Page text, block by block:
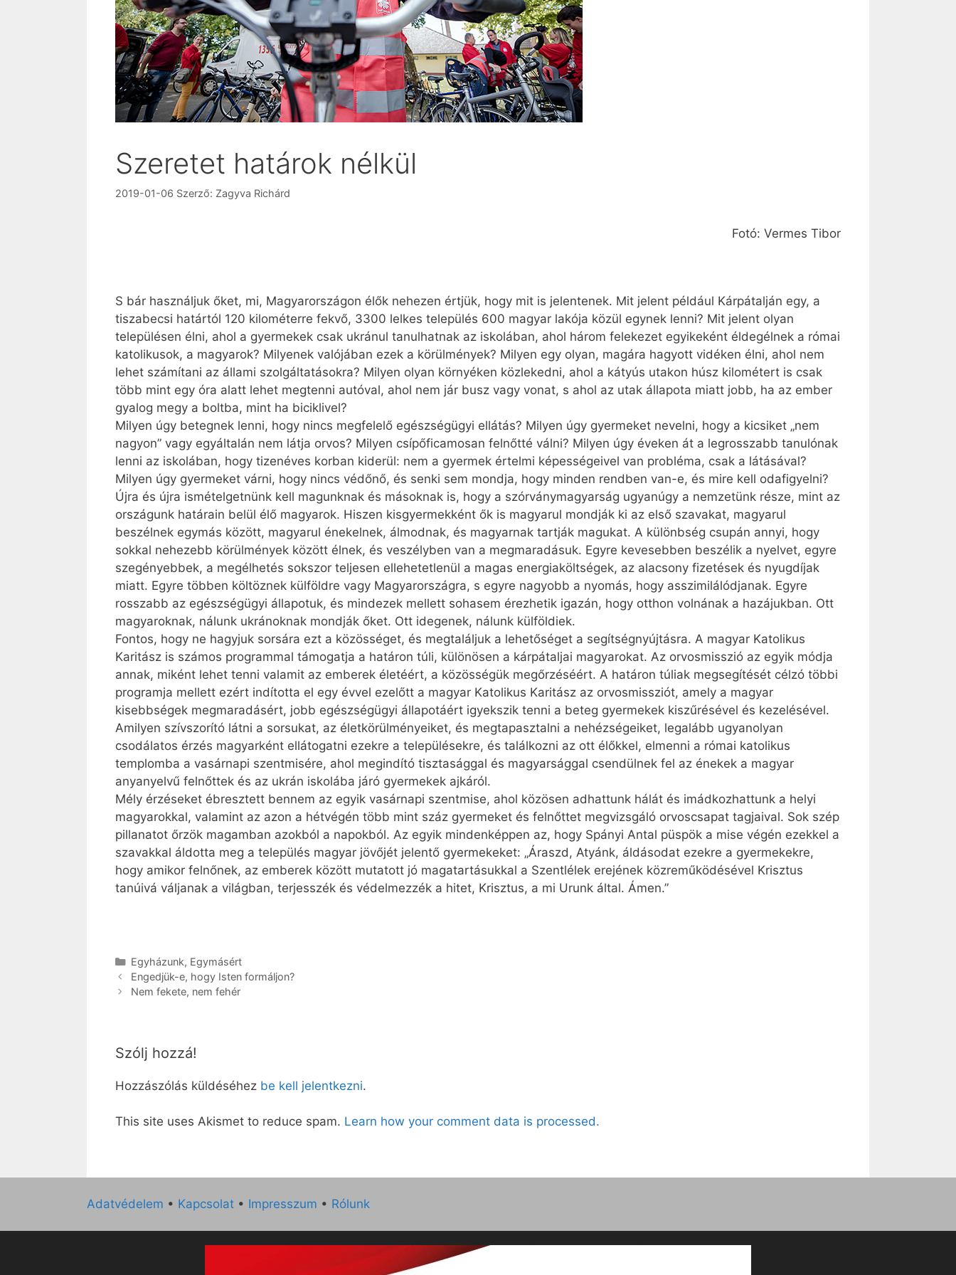
Szeretet határok nélkül
2019-01-06 Szerző: Zagyva Richárd
Fotó: Vermes Tibor
S bár használjuk őket, mi, Magyarországon élők nehezen értjük, hogy mit is jelentenek. Mit jelent például Kárpátalján egy, a
tiszabecsi határtól 120 kilométerre fekvő, 3300 lelkes település 600 magyar lakója közül egynek lenni? Mit jelent olyan
településen élni, ahol a gyermekek csak ukránul tanulhatnak az iskolában, ahol három felekezet egyikeként éldegélnek a római
katolikusok, a magyarok? Milyenek valójában ezek a körülmények? Milyen egy olyan, magára hagyott vidéken élni, ahol nem
lehet számítani az állami szolgáltatásokra? Milyen olyan környéken közlekedni, ahol a kátyús utakon húsz kilométert is csak
több mint egy óra alatt lehet megtenni autóval, ahol nem jár busz vagy vonat, s ahol az utak állapota miatt jobb, ha az ember
gyalog megy a boltba, mint ha biciklivel?
Milyen úgy betegnek lenni, hogy nincs megfelelő egészségügyi ellátás? Milyen úgy gyermeket nevelni, hogy a kicsiket „nem
nagyon” vagy egyáltalán nem látja orvos? Milyen csípőficamosan felnőtté válni? Milyen úgy éveken át a legrosszabb tanulónak
lenni az iskolában, hogy tizenéves korban kiderül: nem a gyermek értelmi képességeivel van probléma, csak a látásával?
Milyen úgy gyermeket várni, hogy nincs védőnő, és senki sem mondja, hogy minden rendben van-e, és mire kell odafigyelni?
Újra és újra ismételgetnünk kell magunknak és másoknak is, hogy a szórványmagyarság ugyanúgy a nemzetünk része, mint az
országunk határain belül élő magyarok. Hiszen kisgyermekként ők is magyarul mondják ki az első szavakat, magyarul
beszélnek egymás között, magyarul énekelnek, álmodnak, és magyarnak tartják magukat. A különbség csupán annyi, hogy
sokkal nehezebb körülmények között élnek, és veszélyben van a megmaradásuk. Egyre kevesebben beszélik a nyelvet, egyre
szegényebbek, a megélhetés sokszor teljesen ellehetetlenül a magas energiaköltségek, az alacsony fizetések és nyugdíjak
miatt. Egyre többen költöznek külföldre vagy Magyarországra, s egyre nagyobb a nyomás, hogy asszimilálódjanak. Egyre
rosszabb az egészségügyi állapotuk, és mindezek mellett sohasem érezhetik igazán, hogy otthon volnának a hazájukban. Ott
magyaroknak, nálunk ukránoknak mondják őket. Ott idegenek, nálunk külföldiek.
Fontos, hogy ne hagyjuk sorsára ezt a közösséget, és megtaláljuk a lehetőséget a segítségnyújtásra. A magyar Katolikus
Karitász is számos programmal támogatja a határon túli, különösen a kárpátaljai magyarokat. Az orvosmisszió az egyik módja
annak, miként lehet tenni valamit az emberek életéért, a közösségük megőrzéséért. A határon túliak megsegítését célzó többi
programja mellett ezért indította el egy évvel ezelőtt a magyar Katolikus Karitász az orvosmissziót, amely a magyar
kisebbségek megmaradásért, jobb egészségügyi állapotáért igyekszik tenni a beteg gyermekek kiszűrésével és kezelésével.
Amilyen szívszorító látni a sorsukat, az életkörülményeiket, és megtapasztalni a nehézségeiket, legalább ugyanolyan
csodálatos érzés magyarként ellátogatni ezekre a településekre, és találkozni az ott élőkkel, elmenni a római katolikus
templomba a vasárnapi szentmisére, ahol megindító tisztasággal és magyarsággal csendülnek fel az énekek a magyar
anyanyelvű felnőttek és az ukrán iskolába járó gyermekek ajkáról.
Mély érzéseket ébresztett bennem az egyik vasárnapi szentmise, ahol közösen adhattunk hálát és imádkozhattunk a helyi
magyarokkal, valamint az azon a hétvégén több mint száz gyermeket és felnőttet megvizsgáló orvoscsapat tagjaival. Sok szép
pillanatot őrzök magamban azokból a napokból. Az egyik mindenképpen az, hogy Spányi Antal püspök a mise végén ezekkel a
szavakkal áldotta meg a település magyar jövőjét jelentő gyermekeket: „Áraszd, Atyánk, áldásodat ezekre a gyermekekre,
hogy amikor felnőnek, az emberek között mutatott jó magatartásukkal a Szentlélek erejének közreműködésével Krisztus
tanúivá váljanak a világban, terjesszék és védelmezzék a hitet, Krisztus, a mi Urunk által. Ámen.”
Kategória
Egyházunk, Egymásért
Engedjük-e, hogy Isten formáljon?
Nem fekete, nem fehér
Szólj hozzá!
Hozzászólás küldéséhez be kell jelentkezni.
This site uses Akismet to reduce spam. Learn how your comment data is processed.
Adatvédelem • Kapcsolat • Impresszum • Rólunk